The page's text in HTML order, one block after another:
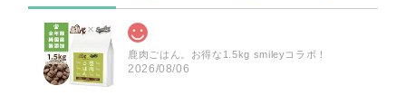
鹿肉ごはん。お得な1.5kg smileyコラボ！
2026/08/06